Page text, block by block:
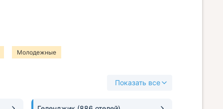
Молодежные
Показать все